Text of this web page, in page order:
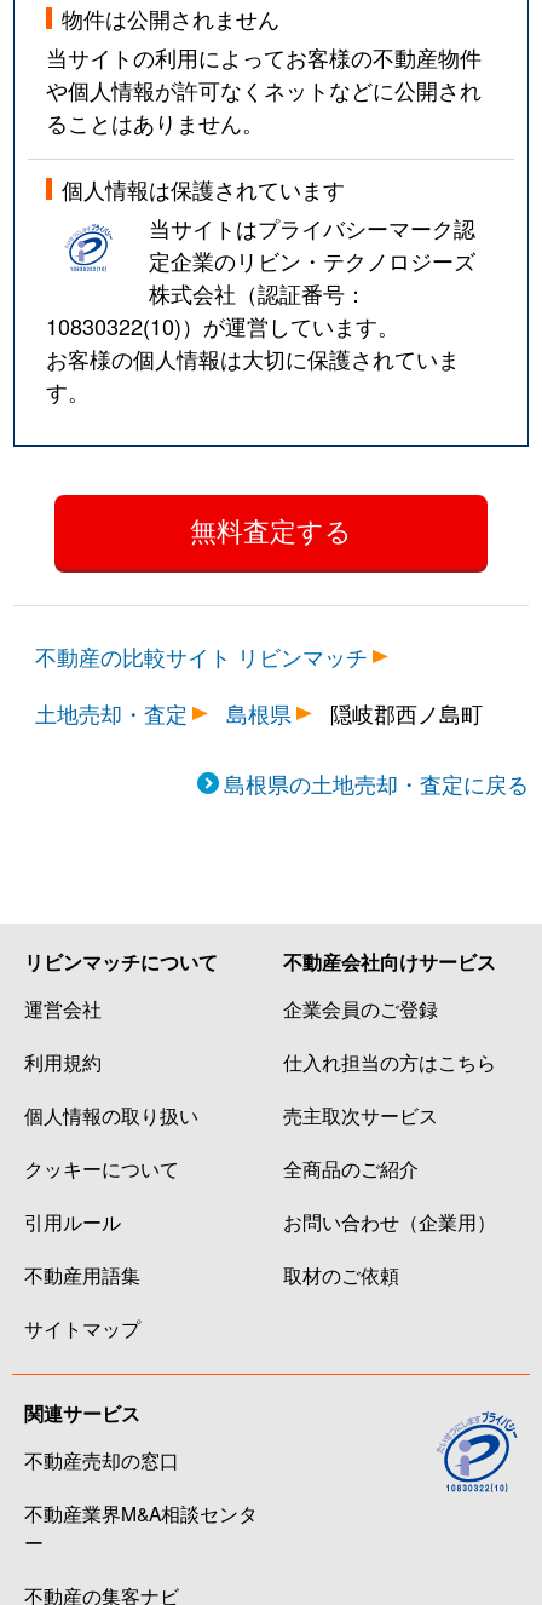
物件は公開されません
当サイトの利用によってお客様の不動産物件
や個人情報が許可なくネットなどに公開され
ることはありません。
個人情報は保護されています
当サイトはプライバシーマーク認
定企業のリビン・テクノロジーズ
株式会社（認証番号：
10830322(10)）が運営しています。
お客様の個人情報は大切に保護されていま
す。
不動産の比較サイト リビンマッチ
土地売却・査定
島根県 隠岐郡西ノ島町
島根県の土地売却・査定に戻る
リビンマッチについて
運営会社
利用規約
個人情報の取り扱い
クッキーについて
引用ルール
不動産用語集
サイトマップ
不動産会社向けサービス
企業会員のご登録
仕入れ担当の方はこちら
売主取次サービス
全商品のご紹介
お問い合わせ（企業用）
取材のご依頼
関連サービス
不動産売却の窓口
不動産業界M&A相談センタ
ー
不動産の集客ナビ